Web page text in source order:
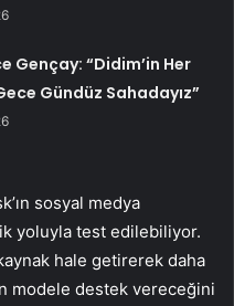
Gençay: “Didim’in Her
Gündüz Sahadayız”
sosyal medya
yoluyla test edilebiliyor.
hale getirerek daha
modele destek vereceğini